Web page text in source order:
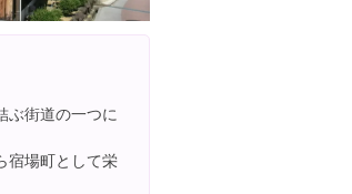
ぶ街道の一つに
宿場町として栄